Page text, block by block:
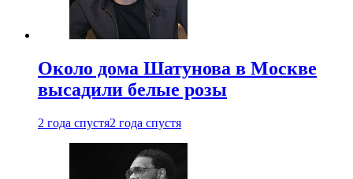
Около дома Шатунова в Москве
высадили белые розы
2 года спустя2 года спустя